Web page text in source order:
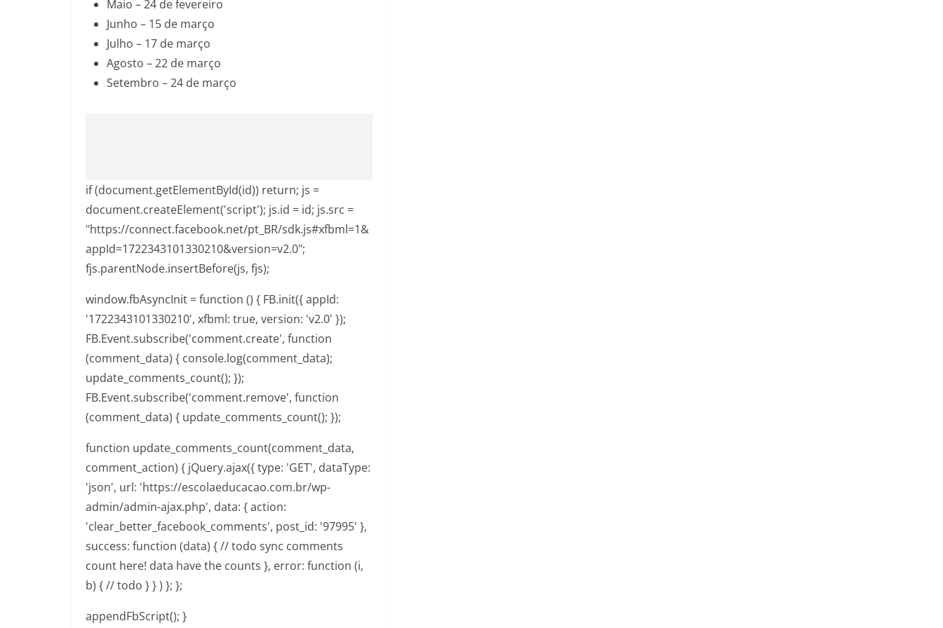
Maio – 24 de fevereiro
Junho – 15 de março
Julho – 17 de março
Agosto – 22 de março
Setembro – 24 de março
if (document.getElementById(id)) return; js =
document.createElement('script'); js.id = id; js.src =
"https://connect.facebook.net/pt_BR/sdk.js#xfbml=1&
appId=1722343101330210&version=v2.0";
fjs.parentNode.insertBefore(js, fjs);
window.fbAsyncInit = function () { FB.init({ appId:
'1722343101330210', xfbml: true, version: 'v2.0' });
FB.Event.subscribe('comment.create', function
(comment_data) { console.log(comment_data);
update_comments_count(); });
FB.Event.subscribe('comment.remove', function
(comment_data) { update_comments_count(); });
function update_comments_count(comment_data,
comment_action) { jQuery.ajax({ type: 'GET', dataType:
'json', url: 'https://escolaeducacao.com.br/wp-
admin/admin-ajax.php', data: { action:
'clear_better_facebook_comments', post_id: '97995' },
success: function (data) { // todo sync comments
count here! data have the counts }, error: function (i,
b) { // todo } } ) }; };
appendFbScript(); }